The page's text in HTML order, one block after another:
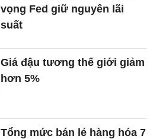
vọng Fed giữ nguyên lãi
suất
Giá đậu tương thế giới giảm
hơn 5%
Tổng mức bán lẻ hàng hóa 7